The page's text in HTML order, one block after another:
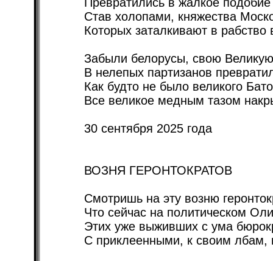
Став холопами, княжества
Которых заталкивают в рабство
Забыли белорусы, свою
В нелепых партизанов
Как будто не было великого
Все великое медным тазом
30 сентября 2025 года
ВОЗНЯ ГЕРОНТОКРАТОВ
Смотришь на эту возню
Что сейчас на политическом
Этих уже выживших с ума
С приклеенными, к своим лбам,